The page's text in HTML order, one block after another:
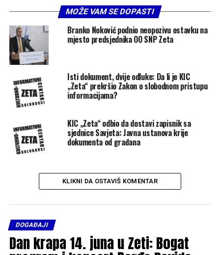
MOŽE VAM SE DOPASTI
Branko Noković podnio neopozivu ostavku na
mjesto predsjednika OO SNP Zeta
Isti dokument, dvije odluke: Da li je KIC
„Zeta“ prekršio Zakon o slobodnom pristupu
informacijama?
KIC „Zeta“ odbio da dostavi zapisnik sa
sjednice Savjeta: Javna ustanova krije
dokumenta od građana
KLIKNI DA OSTAVIŠ KOMENTAR
DOGAĐAJI
Dan krapa 14. juna u Zeti: Bogat